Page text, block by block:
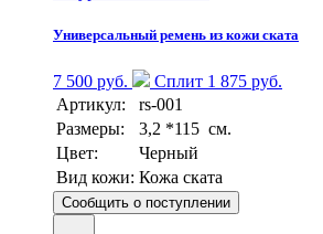
Универсальный ремень из кожи ската
7 500 руб.
Сплит 1 875 руб.
Артикул:
rs-001
Размеры:
3,2 *115 см.
Цвет:
Черный
Вид кожи: Кожа ската
Сообщить о поступлении